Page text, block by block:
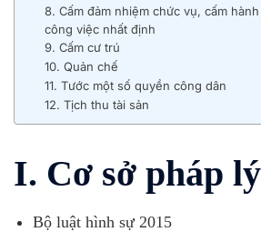
8. Cấm đảm nhiệm chức vụ, cấm
công việc nhất định
9. Cấm cư trú
10. Quản chế
11. Tước một số quyền công dân
12. Tịch thu tài sản
I. Cơ sở pháp lý
Bộ luật hình sự 2015